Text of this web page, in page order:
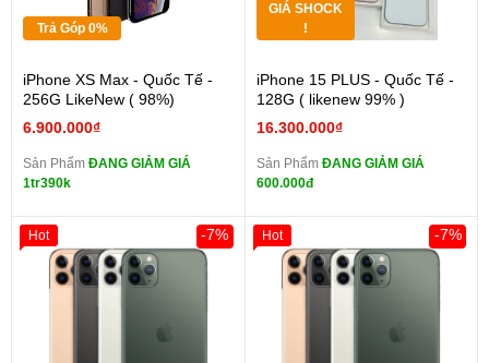
Trả Góp 0%
iPhone XS Max - Quốc Tế -
256G LikeNew ( 98%)
6.900.000₫
Sản Phẩm ĐANG GIẢM GIÁ
1tr390k
GIÁ SHOCK
!
iPhone 15 PLUS - Quốc Tế -
128G ( likenew 99% )
16.300.000₫
Sản Phẩm ĐANG GIẢM GIÁ
600.000đ
-7%
Hot -7%
Hot